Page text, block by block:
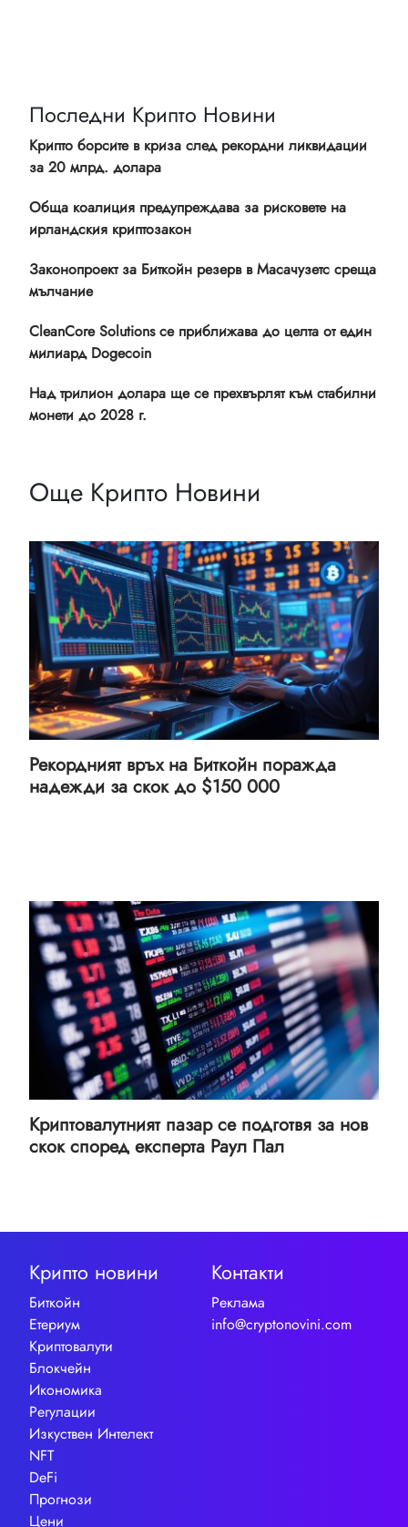
Последни Крипто Новини
Крипто борсите в криза след рекордни ликвидации
за 20 млрд. долара
Обща коалиция предупреждава за рисковете на
ирландския криптозакон
Законопроект за Биткойн резерв в Масачузетс среща
мълчание
CleanCore Solutions се приближава до целта от един
милиард Dogecoin
Над трилион долара ще се прехвърлят към стабилни
монети до 2028 г.
Още Крипто Новини
Рекордният връх на Биткойн поражда
надежди за скок до $150 000
Криптовалутният пазар се подготвя за нов
скок според експерта Раул Пал
Крипто новини
Биткойн
Етериум
Криптовалути
Блокчейн
Икономика
Регулации
Изкуствен Интелект
NFT
DeFi
Прогнози
Цени
Контакти
Реклама
info@cryptonovini.com